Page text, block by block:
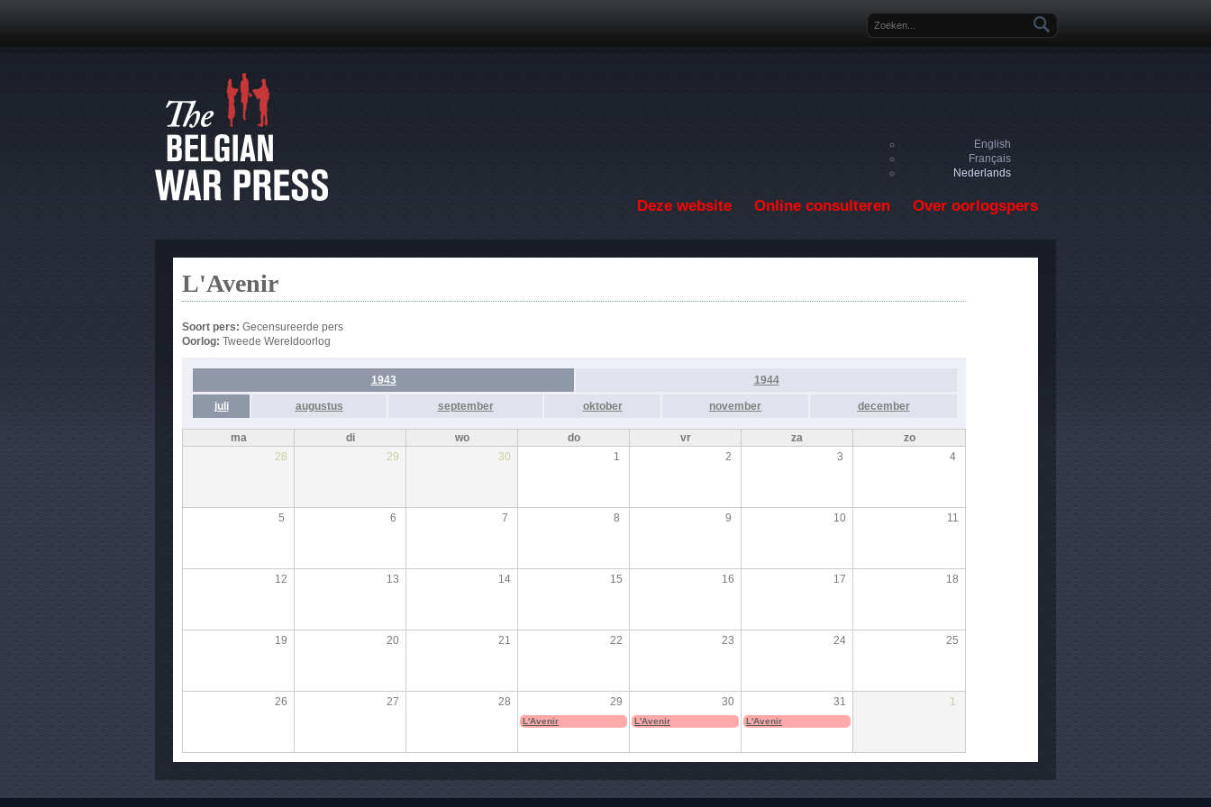
Zoekveld
English
Français
Nederlands
Deze website Online consulteren Over oorlogspers
L'Avenir
Soort pers: Gecensureerde pers
Oorlog: Tweede Wereldoorlog
1943 1944
juli augustus september oktober november december
ma di wo do vr za
zo
28
29 30 1 2 3 4
5 6 7 8 9 10 11
12 13 14 15 16 17 18
19 20 21 22 23 24 25
26 27 28 29 30 31 1
L'Avenir L'Avenir L'Avenir